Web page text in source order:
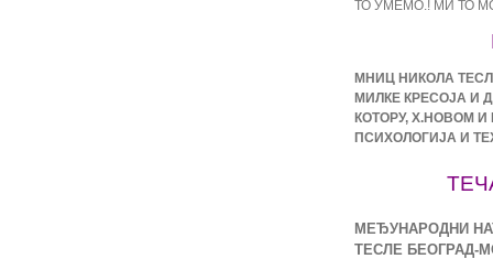
ТО УМЕМО.! МИ ТО
МНИЦ НИКОЛА
МИЛКЕ КРЕСОЈА И
КОТОРУ, Х.НОВОМ
ПСИХОЛОГИЈА И
МЕЂУНАРОДНИ
ТЕСЛЕ БЕОГРАД-